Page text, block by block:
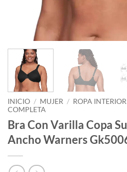
INICIO / MUJER / ROPA INTERIOR
COMPLETA
Bra Con Varilla Copa
Ancho Warners